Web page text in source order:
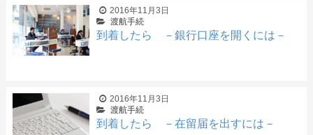
2016年11月3日
渡航手続
到着したら －銀行口座を開くには－
2016年11月3日
渡航手続
到着したら －在留届を出すには－